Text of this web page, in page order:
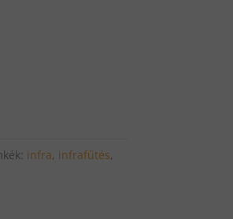
infra, infrafűtés,